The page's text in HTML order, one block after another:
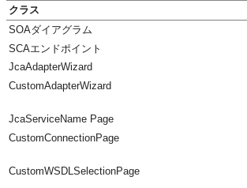
クラス
SOAダイアグラム
SCAエンドポイント
JcaAdapterWizard
CustomAdapterWizard
JcaServiceName Page
CustomConnectionPage
CustomWSDLSelectionPage